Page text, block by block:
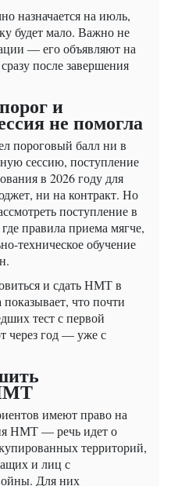
назначается на июль,
будет мало. Важно не
— его объявляют на
после завершения
и
не помогла
пороговый балл ни в
сессию, поступление
в 2026 году для
ни на контракт. Но
поступление в
правила приема мягче,
техническое обучение
и сдать НМТ в
что почти
тест с первой
через год — уже с
имеют право на
НМТ — речь идет о
территорий,
и лиц с
Для них